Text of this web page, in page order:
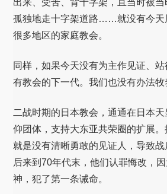
孤独地走十字架道路……就没有今天
很多地区的家庭教会。
同样，如果今天没有为主作见证、
有教会的下一代。我们也没有办法牧
二战时期的日本教会，通通在日本
仰团体，支持大东亚共荣圈的扩展
就是没有清晰勇敢的见证人，导致战
后来到70年代末，他们认罪悔改，
神，犯了第一条诫命。